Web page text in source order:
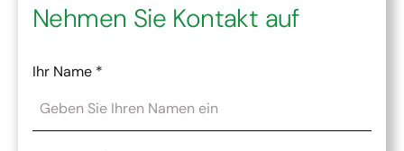
Nehmen Sie Kontakt auf
Ihr Name *